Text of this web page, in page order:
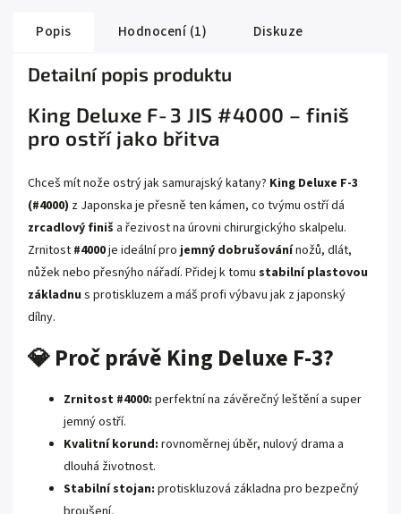
Popis Hodnocení (1) Diskuze
Detailní popis produktu
King Deluxe F‑3 JIS #4000 – finiš
pro ostří jako břitva
Chceš mít nože ostrý jak samurajský katany? King Deluxe F‑3
(#4000) z Japonska je přesně ten kámen, co tvýmu ostří dá
zrcadlový finiš a řezivost na úrovni chirurgickýho skalpelu.
Zrnitost #4000je ideální projemný dobrušovánínožů, dlát,
nůžek nebo přesnýho nářadí. Přidej k tomu stabilní plastovou
základnu s protiskluzem a máš profi výbavu jak z japonský
dílny.
💎 Proč právě King Deluxe F‑3?
Zrnitost #4000: perfektní na závěrečný leštění a super
jemný ostří.
Kvalitní korund: rovnoměrnej úběr, nulový drama a
dlouhá životnost.
Stabilní stojan: protiskluzová základna pro bezpečný